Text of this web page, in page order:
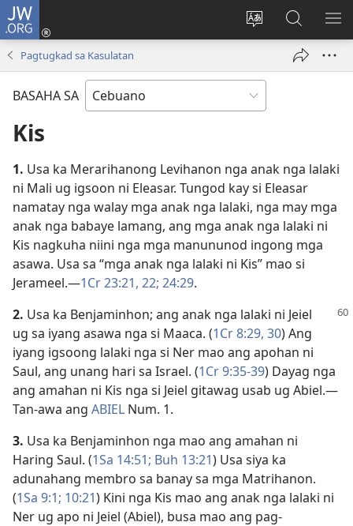
JW.ORG
Ilisi
pinulongan
sa
site
Log
ug
Pangitaa
sa
JW.ORG
Pagtugkad sa Kasulatan
BASAHA SA
Kis
1. Usa ka Merarihanong Levihanon nga anak nga lalaki
ni Mali ug igsoon ni Eleasar. Tungod kay si Eleasar
namatay nga walay mga anak nga lalaki, nga may mga
anak nga babaye lamang, ang mga anak nga lalaki ni
Kis nagkuha niini nga mga manununod ingong mga
asawa. Usa sa “mga anak nga lalaki ni Kis” mao si
Jerameel.​—1Cr 23:​21, 22; 24:29.
2. Usa ka Benjaminhon; ang anak nga lalaki ni Jeiel
ug sa iyang asawa nga si Maaca. (1Cr 8:​29, 30) Ang
iyang igsoong lalaki nga si Ner mao ang apohan ni
Saul, ang unang hari sa Israel. (1Cr 9:35-39) Dayag nga
ang amahan ni Kis nga si Jeiel gitawag usab ug Abiel.​—
Tan-awa ang ABIEL Num. 1.
3. Usa ka Benjaminhon nga mao ang amahan ni
Haring Saul. (1Sa 14:51; Buh 13:21) Usa siya ka
adunahang membro sa banay sa mga Matrihanon.
(1Sa 9:1; 10:21) Kini nga Kis mao ang anak nga lalaki ni
Ner ug apo ni Jeiel (Abiel), busa mao ang pag-